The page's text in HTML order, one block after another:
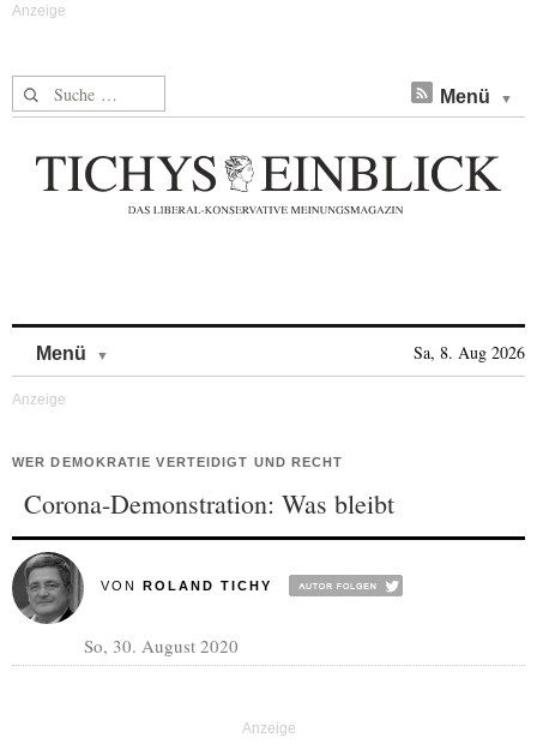
Suche nach: Menü
Menü Sa, 8. Aug 2026
WER DEMOKRATIE VERTEIDIGT UND RECHT
Corona-Demonstration: Was bleibt
VON ROLAND TICHY
So, 30. August 2020